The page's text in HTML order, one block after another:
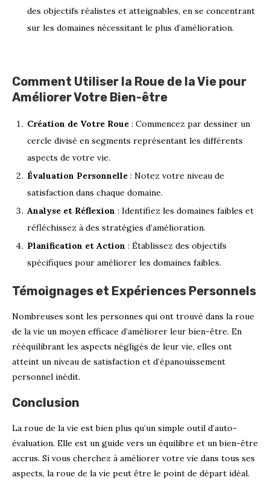
des objectifs réalistes et atteignables, en se concentrant
sur les domaines nécessitant le plus d’amélioration.
Comment Utiliser la Roue de la Vie pour
Améliorer Votre Bien-être
Création de Votre Roue : Commencez par dessiner un
cercle divisé en segments représentant les différents
aspects de votre vie.
Évaluation Personnelle : Notez votre niveau de
satisfaction dans chaque domaine.
Analyse et Réflexion : Identifiez les domaines faibles et
réfléchissez à des stratégies d’amélioration.
Planification et Action : Établissez des objectifs
spécifiques pour améliorer les domaines faibles.
Témoignages et Expériences Personnels
Nombreuses sont les personnes qui ont trouvé dans la roue
de la vie un moyen efficace d’améliorer leur bien-être. En
rééquilibrant les aspects négligés de leur vie, elles ont
atteint un niveau de satisfaction et d’épanouissement
personnel inédit.
Conclusion
La roue de la vie est bien plus qu’un simple outil d’auto-
évaluation. Elle est un guide vers un équilibre et un bien-être
accrus. Si vous cherchez à améliorer votre vie dans tous ses
aspects, la roue de la vie peut être le point de départ idéal.